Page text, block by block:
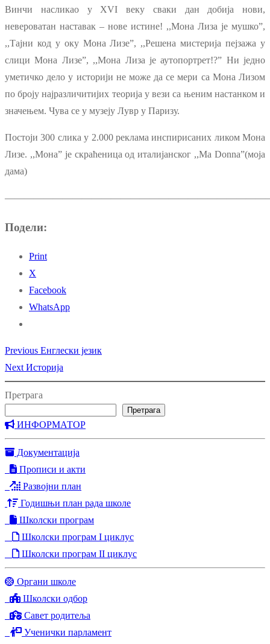
Винчи насликао у XVI веку сваки дан добија нови,
невероватан наставак ‒ нове истине! ,,Мона Лиза је мушко”,
,,Тајни код у оку Мона Лизе”, ,,Решена мистерија пејзажа у
слици Мона Лизе”, ,,Мона Лиза је аутопортрет!?” Ни једно
уметичко дело у историји не може да се мери са Мона Лизом
по броју најразличитијих теорија у вези са њеним настанком и
значењем. Чува се у музеју Лувр у Паризу.
Постоји 300 слика у 2.000 реклама инспирисаних ликом Мона
Лизе. ,,Мона” је скраћеница од италијанског ,,Ma Donna”(моја
дама)
Подели:
Print
X
Facebook
WhatsApp
Кретање
чланка
Previous Previous
post:
Енглески језик
Next Next
post:
Историја
Претрага
Претрага
ИНФОРМАТОР
Документација
Прописи и акти
Развојни план
Годишњи план рада школе
Школски програм
Школски програм I циклус
Школски програм II циклус
Органи школе
Школски одбор
Савет родитеља
Ученички парламент